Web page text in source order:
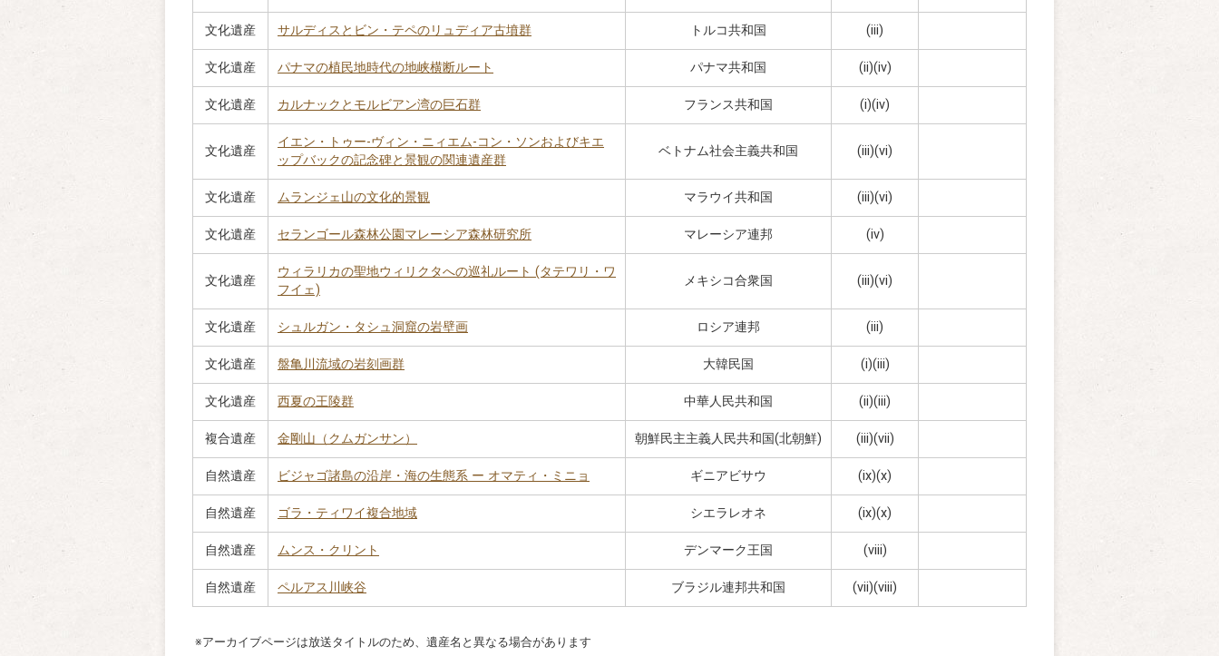
文化遺産 サルディスとビン・テペのリュディア古墳群 トルコ共和国 (iii)
文化遺産 パナマの植民地時代の地峡横断ルート パナマ共和国 (ii)(iv)
文化遺産 カルナックとモルビアン湾の巨石群 フランス共和国 (i)(iv)
文化遺産
イエン・トゥー-ヴィン・ニィエム-コン・ソンおよびキエ
ップバックの記念碑と景観の関連遺産群
ベトナム社会主義共和国 (iii)(vi)
文化遺産 ムランジェ山の文化的景観 マラウイ共和国 (iii)(vi)
文化遺産 セランゴール森林公園マレーシア森林研究所 マレーシア連邦 (iv)
文化遺産
ウィラリカの聖地ウィリクタへの巡礼ルート (タテワリ・ワ
フイェ)
メキシコ合衆国 (iii)(vi)
文化遺産 シュルガン・タシュ洞窟の岩壁画 ロシア連邦 (iii)
文化遺産 盤亀川流域の岩刻画群 大韓民国 (i)(iii)
文化遺産 西夏の王陵群 中華人民共和国 (ii)(iii)
複合遺産 金剛山（クムガンサン） 朝鮮民主主義人民共和国(北朝鮮) (iii)(vii)
自然遺産 ビジャゴ諸島の沿岸・海の生態系 ー オマティ・ミニョ ギニアビサウ (ix)(x)
自然遺産 ゴラ・ティワイ複合地域 シエラレオネ (ix)(x)
自然遺産 ムンス・クリント デンマーク王国 (viii)
自然遺産 ペルアス川峡谷 ブラジル連邦共和国 (vii)(viii)
アーカイブページは放送タイトルのため、遺産名と異なる場合があります